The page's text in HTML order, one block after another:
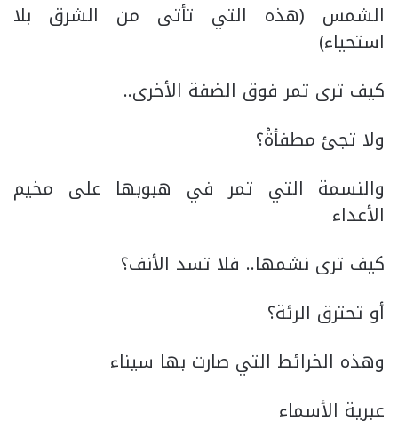
الشمس (هذه التي تأتى من الشرق بلا
استحياء)
كيف ترى تمر فوق الضفة الأخرى..
ولا تجئ مطفأةْ؟
والنسمة التي تمر في هبوبها على مخيم
الأعداء
كيف ترى نشمها.. فلا تسد الأنف؟
أو تحترق الرئة؟
وهذه الخرائط التي صارت بها سيناء
عبرية الأسماء